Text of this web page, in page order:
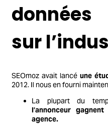
données
sur
SEOmoz avait lancé une
2012. Il nous en fourni
La plupart du
l’annonceur
agence.